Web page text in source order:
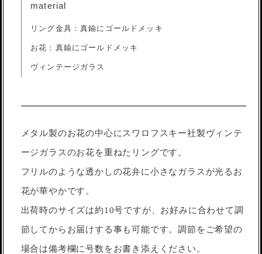
material
リング金具：真鍮にゴールドメッキ
お花：真鍮にゴールドメッキ
ヴィンテージガラス
メタル製のお花の中心にスワロフスキー社製ヴィンテ
ージガラスのお花を重ねたリングです。
フリルのような透かしの花弁に小さなガラスが光るお
花が華やかです。
出荷時のサイズは約10号ですが、お好みに合わせて調
節してからお届けする事も可能です。調節をご希望の
場合は備考欄に号数をお書き添えください。